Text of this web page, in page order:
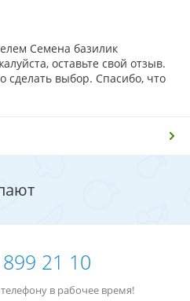
Семена базилик
оставьте свой отзыв.
сделать выбор. Спасибо, что
21 10
в рабочее время!